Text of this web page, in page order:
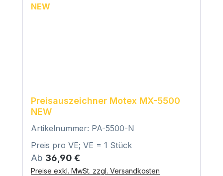
Preisauszeichner Motex MX-5500
NEW
Artikelnummer: PA-5500-N
Preis pro VE; VE = 1 Stück
Regulärer Preis:
Ab 36,90 €
Preise exkl. MwSt. zzgl. Versandkosten